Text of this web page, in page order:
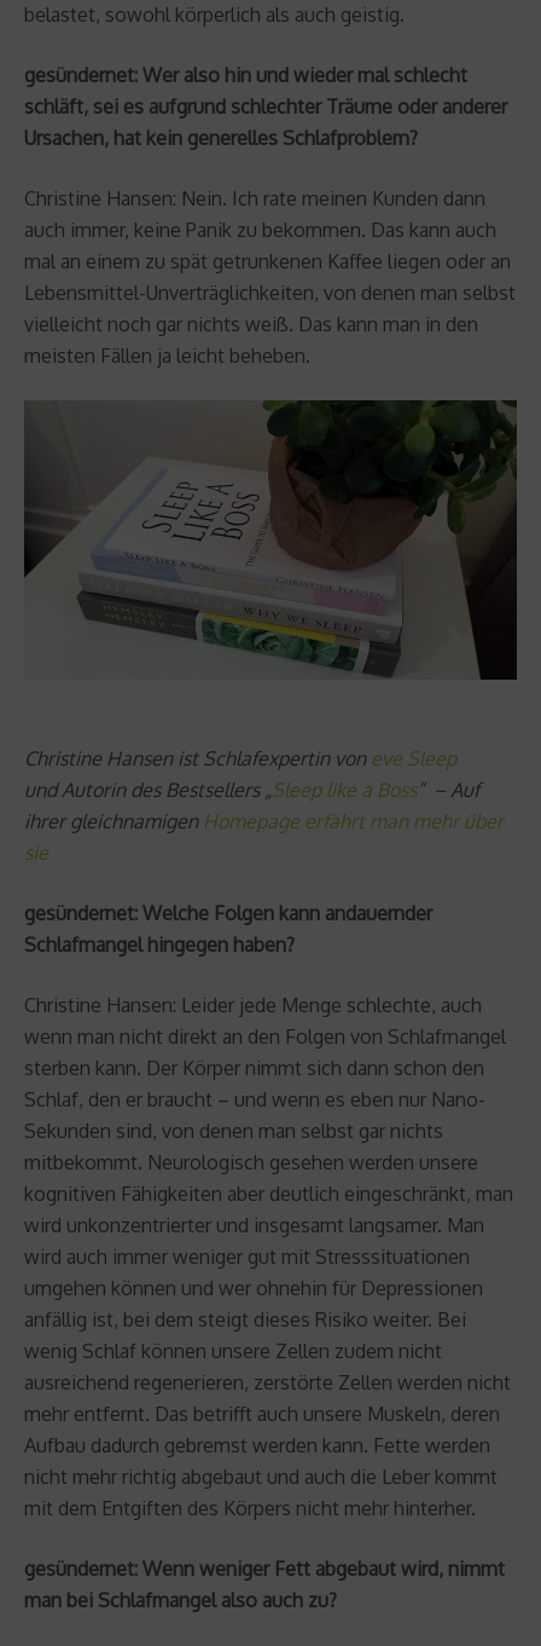
belastet, sowohl körperlich als auch geistig.
gesündernet: Wer also hin und wieder mal schlecht
schläft, sei es aufgrund schlechter Träume oder anderer
Ursachen, hat kein generelles Schlafproblem?
Christine Hansen: Nein. Ich rate meinen Kunden dann
auch immer, keine Panik zu bekommen. Das kann auch
mal an einem zu spät getrunkenen Kaffee liegen oder an
Lebensmittel-Unverträglichkeiten, von denen man selbst
vielleicht noch gar nichts weiß. Das kann man in den
meisten Fällen ja leicht beheben.
Christine Hansen ist Schlafexpertin von eve Sleep
und Autorin des Bestsellers „Sleep like a Boss“ – Auf
ihrer gleichnamigen Homepage erfährt man mehr über
sie
gesündernet: Welche Folgen kann andauernder
Schlafmangel hingegen haben?
Christine Hansen: Leider jede Menge schlechte, auch
wenn man nicht direkt an den Folgen von Schlafmangel
sterben kann. Der Körper nimmt sich dann schon den
Schlaf, den er braucht – und wenn es eben nur Nano-
Sekunden sind, von denen man selbst gar nichts
mitbekommt. Neurologisch gesehen werden unsere
kognitiven Fähigkeiten aber deutlich eingeschränkt, man
wird unkonzentrierter und insgesamt langsamer. Man
wird auch immer weniger gut mit Stresssituationen
umgehen können und wer ohnehin für Depressionen
anfällig ist, bei dem steigt dieses Risiko weiter. Bei
wenig Schlaf können unsere Zellen zudem nicht
ausreichend regenerieren, zerstörte Zellen werden nicht
mehr entfernt. Das betrifft auch unsere Muskeln, deren
Aufbau dadurch gebremst werden kann. Fette werden
nicht mehr richtig abgebaut und auch die Leber kommt
mit dem Entgiften des Körpers nicht mehr hinterher.
gesündernet: Wenn weniger Fett abgebaut wird, nimmt
man bei Schlafmangel also auch zu?